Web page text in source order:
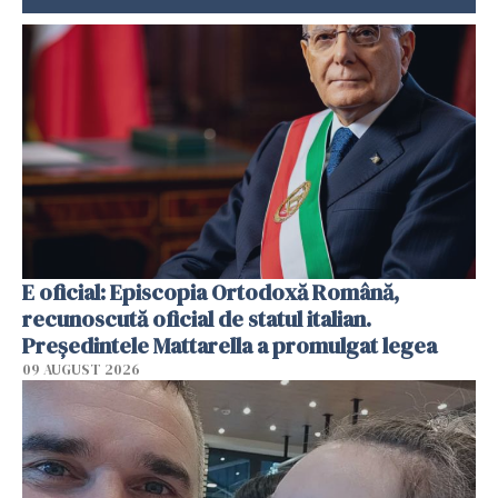
E oficial: Episcopia Ortodoxă Română,
recunoscută oficial de statul italian.
Președintele Mattarella a promulgat legea
09 AUGUST 2026